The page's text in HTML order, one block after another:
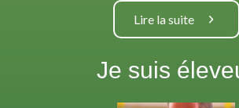
Lire la suite
Je suis